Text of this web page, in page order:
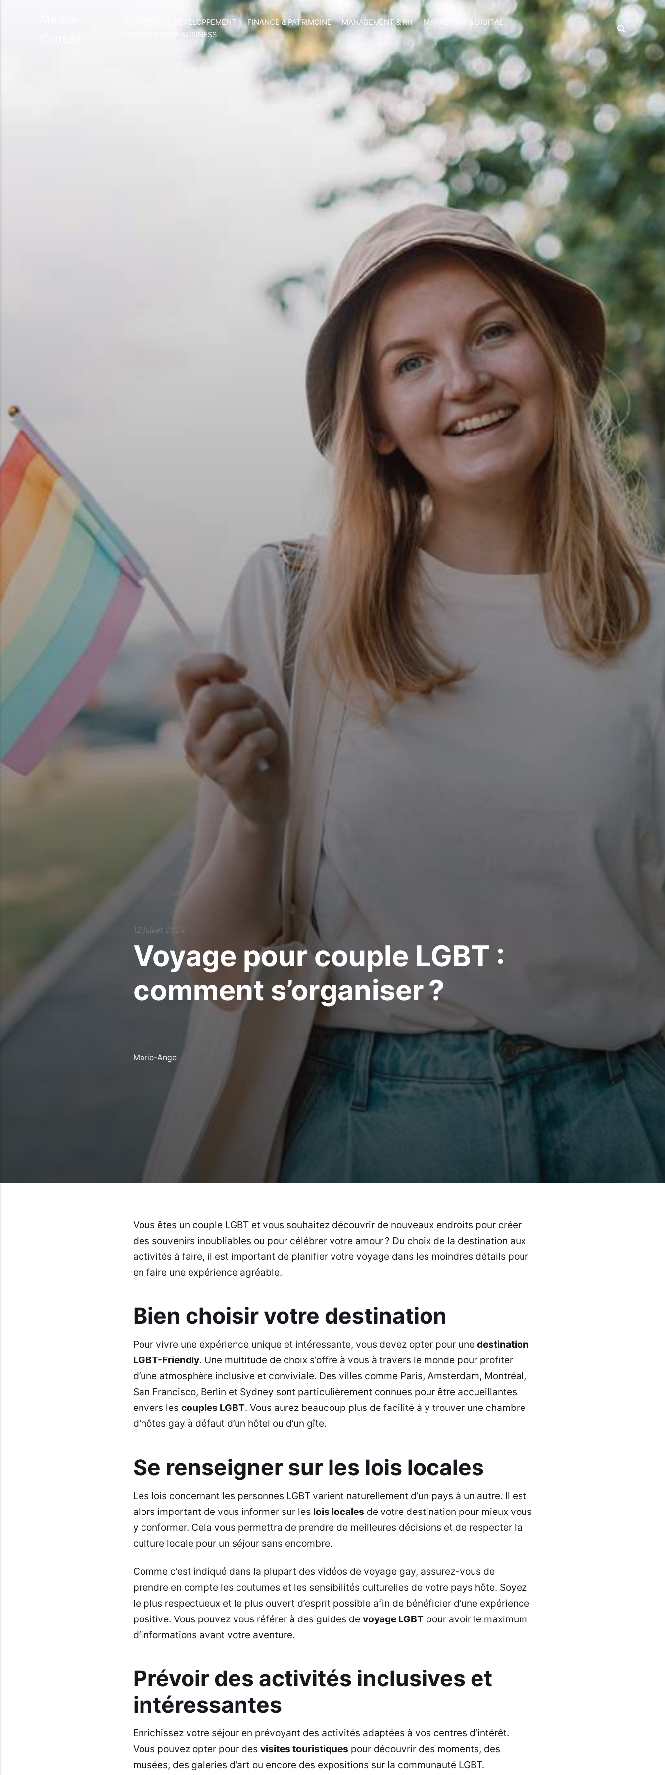
STRATÉGIE & DÉVELOPPEMENT FINANCE & PATRIMOINE MANAGEMENT & RH
MARKETING & DIGITAL
OBSERVATOIRE BUSINESS
12 juillet 2024
Voyage pour couple LGBT :
comment s’organiser ?
Marie-Ange
Vous êtes un couple LGBT et vous souhaitez découvrir de nouveaux endroits pour créer
des souvenirs inoubliables ou pour célébrer votre amour ? Du choix de la destination aux
activités à faire, il est important de planifier votre voyage dans les moindres détails pour
en faire une expérience agréable.
Bien choisir votre destination
Pour vivre une expérience unique et intéressante, vous devez opter pour une destination
LGBT-Friendly. Une multitude de choix s’offre à vous à travers le monde pour profiter
d’une atmosphère inclusive et conviviale. Des villes comme Paris, Amsterdam, Montréal,
San Francisco, Berlin et Sydney sont particulièrement connues pour être accueillantes
envers les couples LGBT. Vous aurez beaucoup plus de facilité à y trouver une chambre
d'hôtes gay à défaut d’un hôtel ou d’un gîte.
Se renseigner sur les lois locales
Les lois concernant les personnes LGBT varient naturellement d’un pays à un autre. Il est
alors important de vous informer sur les lois locales de votre destination pour mieux vous
y conformer. Cela vous permettra de prendre de meilleures décisions et de respecter la
culture locale pour un séjour sans encombre.
Comme c’est indiqué dans la plupart des vidéos de voyage gay, assurez-vous de
prendre en compte les coutumes et les sensibilités culturelles de votre pays hôte. Soyez
le plus respectueux et le plus ouvert d’esprit possible afin de bénéficier d’une expérience
positive. Vous pouvez vous référer à des guides de voyage LGBTpour avoir le maximum
d’informations avant votre aventure.
Prévoir des activités inclusives et
intéressantes
Enrichissez votre séjour en prévoyant des activités adaptées à vos centres d’intérêt.
Vous pouvez opter pour des visites touristiques pour découvrir des moments, des
musées, des galeries d’art ou encore des expositions sur la communauté LGBT.